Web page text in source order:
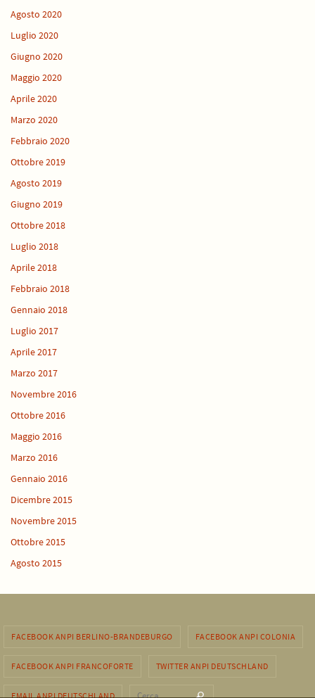
Agosto 2020
Luglio 2020
Giugno 2020
Maggio 2020
Aprile 2020
Marzo 2020
Febbraio 2020
Ottobre 2019
Agosto 2019
Giugno 2019
Ottobre 2018
Luglio 2018
Aprile 2018
Febbraio 2018
Gennaio 2018
Luglio 2017
Aprile 2017
Marzo 2017
Novembre 2016
Ottobre 2016
Maggio 2016
Marzo 2016
Gennaio 2016
Dicembre 2015
Novembre 2015
Ottobre 2015
Agosto 2015
FACEBOOK ANPI BERLINO-BRANDEBURGO FACEBOOK ANPI COLONIA
FACEBOOK ANPI FRANCOFORTE TWITTER ANPI DEUTSCHLAND
EMAIL ANPI DEUTSCHLAND Cerca per:
Cerca